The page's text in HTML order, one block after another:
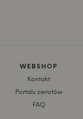
WEBSHOP
Kontakt
Portalu zwrotów
FAQ